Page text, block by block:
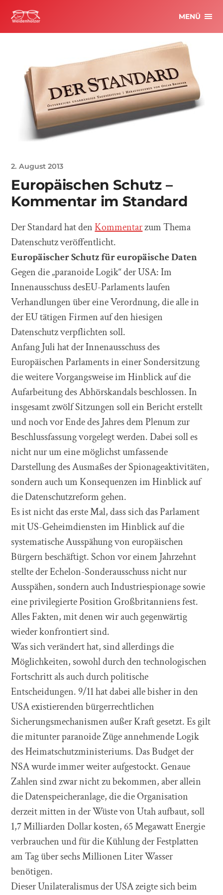
MENÜ
2. August 2013
Europäischen Schutz –
Kommentar im Standard
Der Standard hat den Kommentarzum Thema
Datenschutz veröffentlicht.
Europäischer Schutz für europäische Daten
Gegen die „paranoide Logik“ der USA: Im
Innenausschuss desEU-Parlaments laufen
Verhandlungen über eine Verordnung, die alle in
der EU tätigen Firmen auf den hiesigen
Datenschutz verpflichten soll.
Anfang Juli hat der Innenausschuss des
Europäischen Parlaments in einer Sondersitzung
die weitere Vorgangsweise im Hinblick auf die
Aufarbeitung des Abhörskandals beschlossen. In
insgesamt zwölf Sitzungen soll ein Bericht erstellt
und noch vor Ende des Jahres dem Plenum zur
Beschlussfassung vorgelegt werden. Dabei soll es
nicht nur um eine möglichst umfassende
Darstellung des Ausmaßes der Spionageaktivitäten,
sondern auch um Konsequenzen im Hinblick auf
die Datenschutzreform gehen.
Es ist nicht das erste Mal, dass sich das Parlament
mit US-Geheimdiensten im Hinblick auf die
systematische Ausspähung von europäischen
Bürgern beschäftigt. Schon vor einem Jahrzehnt
stellte der Echelon-Sonderausschuss nicht nur
Ausspähen, sondern auch Industriespionage sowie
eine privilegierte Position Großbritanniens fest.
Alles Fakten, mit denen wir auch gegenwärtig
wieder konfrontiert sind.
Was sich verändert hat, sind allerdings die
Möglichkeiten, sowohl durch den technologischen
Fortschritt als auch durch politische
Entscheidungen. 9/11 hat dabei alle bisher in den
USA existierenden bürgerrechtlichen
Sicherungsmechanismen außer Kraft gesetzt. Es gilt
die mitunter paranoide Züge annehmende Logik
des Heimatschutzministeriums. Das Budget der
NSA wurde immer weiter aufgestockt. Genaue
Zahlen sind zwar nicht zu bekommen, aber allein
die Datenspeicheranlage, die die Organisation
derzeit mitten in der Wüste von Utah aufbaut, soll
1,7 Milliarden Dollar kosten, 65 Megawatt Energie
verbrauchen und für die Kühlung der Festplatten
am Tag über sechs Millionen Liter Wasser
benötigen.
Dieser Unilateralismus der USA zeigte sich beim